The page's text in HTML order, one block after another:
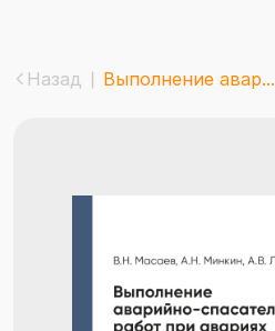
Назад Выполнение авар...